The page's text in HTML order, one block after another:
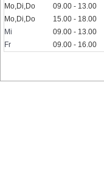
Mo,Di,Do
09.00 - 13.00
Mo,Di,Do
15.00 - 18.00
Mi
09.00 - 13.00
Fr
09.00 - 16.00